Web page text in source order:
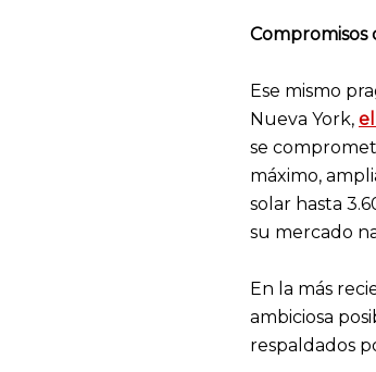
Ese mismo
Nueva York,
se
máximo,
solar hasta
su mercado
En la más
ambiciosa
respaldados